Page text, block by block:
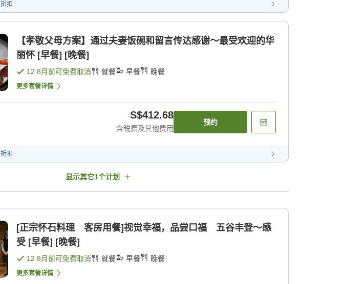
折扣
【孝敬父母方案】通过夫妻饭碗和留言传达感谢～最受欢迎的华
丽怀 [早餐] [晚餐]
12 8月前可免费取消 就餐 早餐 晚餐
更多套餐详情
S$412.68
含税费及其他费用
预约
折扣
显示其它1个计划
[正宗怀石料理 客房用餐]视觉幸福，品尝口福 五谷丰登〜感
受 [早餐] [晚餐]
12 8月前可免费取消 就餐 早餐 晚餐
更多套餐详情